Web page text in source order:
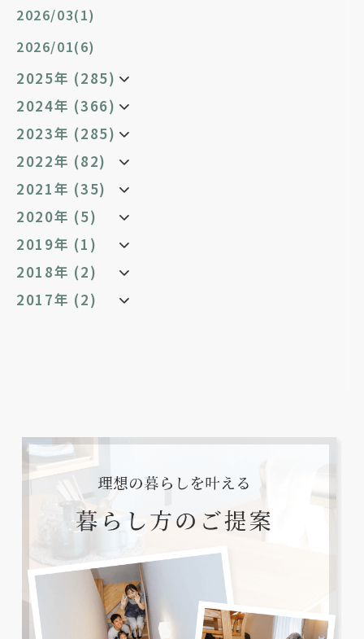
2026/03(1)
2026/01(6)
2025年 (285)
2024年 (366)
2023年 (285)
2022年 (82)
2021年 (35)
2020年 (5)
2019年 (1)
2018年 (2)
2017年 (2)